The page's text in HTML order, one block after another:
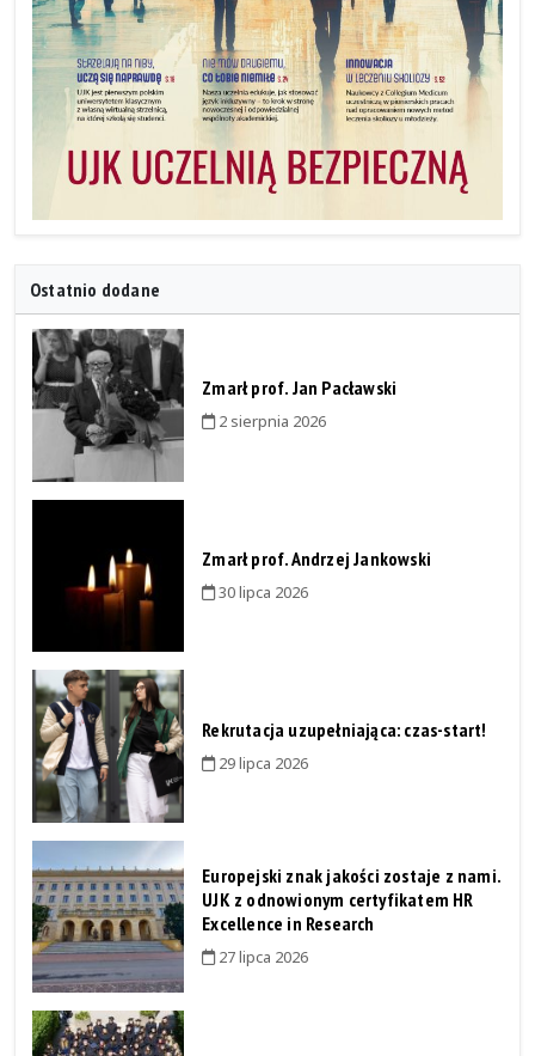
Ostatnio dodane
Zmarł prof. Jan Pacławski
2 sierpnia 2026
Zmarł prof. Andrzej Jankowski
30 lipca 2026
Rekrutacja uzupełniająca: czas-start!
29 lipca 2026
Europejski znak jakości zostaje z nami.
UJK z odnowionym certyfikatem HR
Excellence in Research
27 lipca 2026